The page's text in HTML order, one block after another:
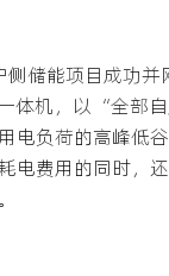
储能项目成功
体机，以“全部
电负荷的高峰
电费用的同时，